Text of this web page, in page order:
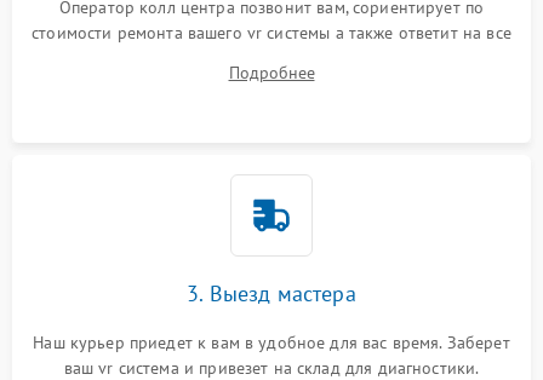
Оператор колл центра позвонит вам, сориентирует по
стоимости ремонта вашего vr системы а также ответит на все
Подробнее
3. Выезд мастера
Наш курьер приедет к вам в удобное для вас время. Заберет
ваш vr система и привезет на склад для диагностики.